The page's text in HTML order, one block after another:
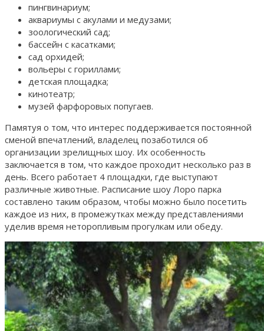
пингвинариум;
аквариумы с акулами и медузами;
зоологический сад;
бассейн с касатками;
сад орхидей;
вольеры с гориллами;
детская площадка;
кинотеатр;
музей фарфоровых попугаев.
Памятуя о том, что интерес поддерживается постоянной
сменой впечатлений, владелец позаботился об
организации зрелищных шоу. Их особенность
заключается в том, что каждое проходит несколько раз в
день. Всего работает 4 площадки, где выступают
различные животные. Расписание шоу Лоро парка
составлено таким образом, чтобы можно было посетить
каждое из них, в промежутках между представлениями
уделив время неторопливым прогулкам или обеду.